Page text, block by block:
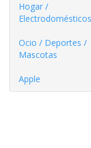
Hogar /
Electrodomésticos
Ocio / Deportes /
Mascotas
Apple